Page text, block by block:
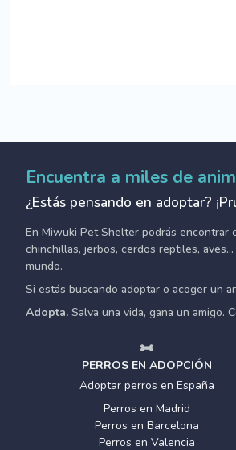
Encuentra a miles de
¿Estás pensando en adoptar?
En Miwuki Pet Shelter podrás encontrar
chinchillas, jerbos, cerdos reptiles,
mundo.
Si estás buscando adoptar o acoger un
Adopta. Salva una vida, gana un amigo.
PERROS EN ADOPCIÓN
Adoptar perros en España
Perros en Madrid
Perros en Barcelona
Perros en Valencia